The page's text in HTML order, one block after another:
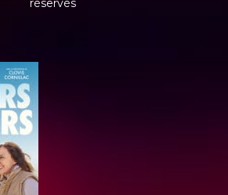
réservés